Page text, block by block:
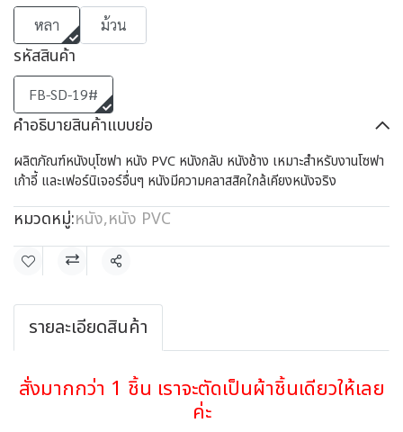
หลา ม้วน
รหัสสินค้า
FB-SD-19#
คำอธิบายสินค้าแบบย่อ
ผลิตภัณฑ์หนังบุโซฟา หนัง PVC หนังกลับ หนังช้าง เหมาะสำหรับงานโซฟา
เก้าอี้ และเฟอร์นิเจอร์อื่นๆ หนังมีความคลาสสิคใกล้เคียงหนังจริง
หมวดหมู่:หนัง,หนัง PVC
แชร์
รายละเอียดสินค้า
สั่งมากกว่า 1 ชิ้น เราจะตัดเป็นผ้าชิ้นเดียวให้เลย
ค่ะ